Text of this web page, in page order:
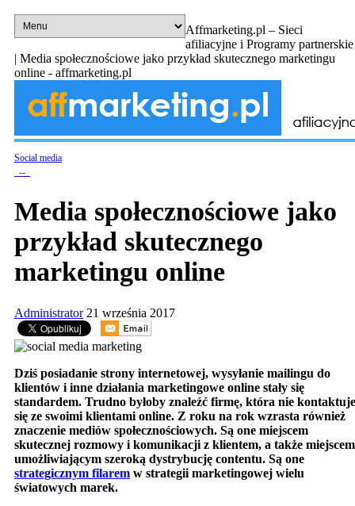
Affmarketing.pl – Sieci
afiliacyjne i Programy partnerskie
| Media społecznościowe jako przykład skutecznego marketingu
online - affmarketing.pl
Social media
--
Media społecznościowe jako
przykład skutecznego
marketingu online
Administrator 21 września 2017
Dziś posiadanie strony internetowej, wysyłanie mailingu do
klientów i inne działania marketingowe online stały się
standardem. Trudno byłoby znaleźć firmę, która nie kontaktuje
się ze swoimi klientami online. Z roku na rok wzrasta również
znaczenie mediów społecznościowych. Są one miejscem
skutecznej rozmowy i komunikacji z klientem, a także miejscem
umożliwiającym szeroką dystrybucję contentu. Są one
strategicznym filarem w strategii marketingowej wielu
światowych marek.